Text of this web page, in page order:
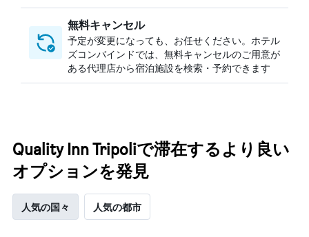
無料キャンセル
予定が変更になっても、お任せください。ホテル
ズコンバインドでは、無料キャンセルのご用意が
ある代理店から宿泊施設を検索・予約できます
Quality Inn Tripoliで滞在するより良い
オプションを発見
人気の国々 人気の都市